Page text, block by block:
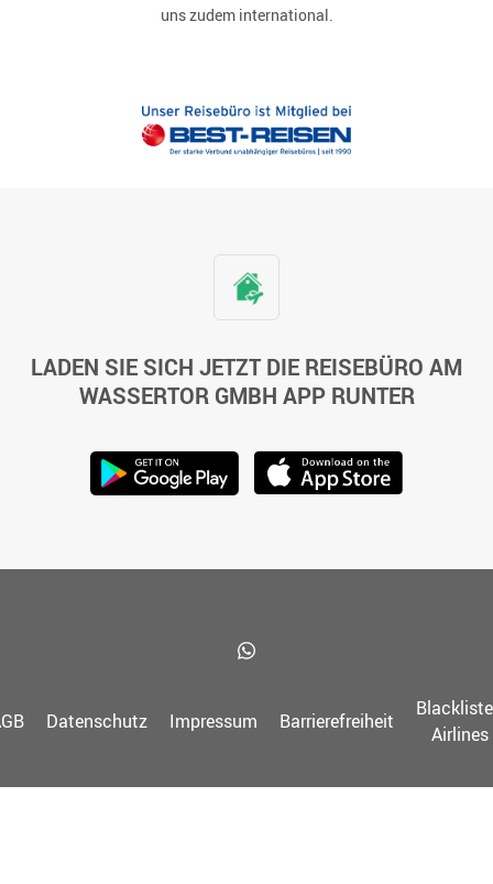
uns zudem international.
LADEN SIE SICH JETZT DIE REISEBÜRO AM
WASSERTOR GMBH APP RUNTER
Datenschutz Impressum Barrierefreiheit
Airlines